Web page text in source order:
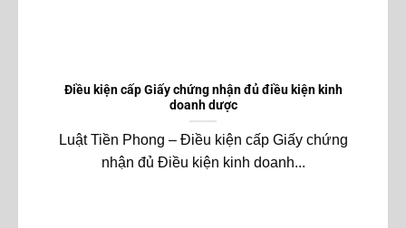
Điều kiện cấp Giấy chứng nhận đủ điều kiện kinh
doanh dược
Luật Tiền Phong – Điều kiện cấp Giấy chứng
nhận đủ Điều kiện kinh doanh...